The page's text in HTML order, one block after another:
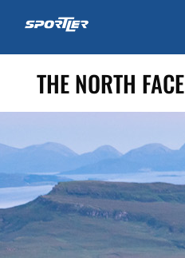
content
THE NORTH